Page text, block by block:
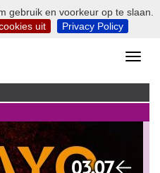
gebruik en voorkeur op te slaan.
uit Privacy Policy